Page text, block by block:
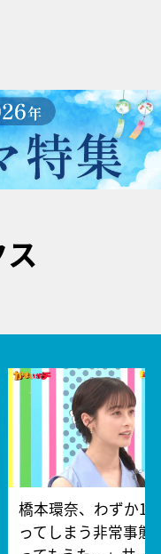
橋本環奈、わずか15
ってしまう非常事